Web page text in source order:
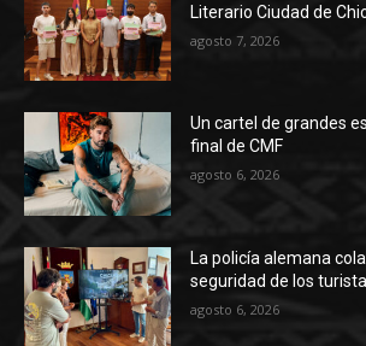
Literario Ciudad de
agosto 7, 2026
Un cartel de grandes
final de CMF
agosto 6, 2026
La policía alemana
seguridad de los
agosto 6, 2026